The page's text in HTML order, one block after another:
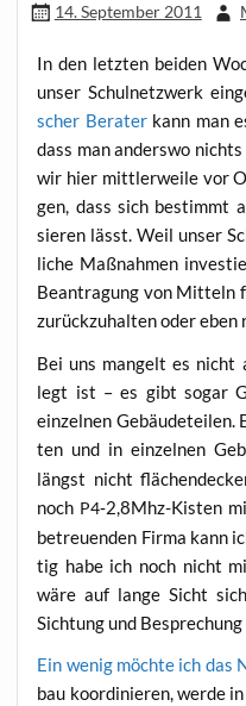
14. September 2011
In den letz­ten bei­den
unser Schul­netz­werk
scher Bera­terkann man
dass man anders­wo
wir hier mitt­ler­wei­le vor
gen, dass sich bestimmt
sie­ren lässt. Weil unser
li­che Maß­nah­men
Bean­tra­gung von Mit­teln
zurück­zu­hal­ten oder eben
Bei uns man­gelt es nicht
legt ist – es gibt sogar
ein­zel­nen
ten und in ein­zel­nen
längst nicht
noch P4‑2,8Mhz-Kisten
betreu­en­den Fir­ma kann
tig habe ich noch nicht
wäre auf lan­ge Sicht
Sich­tung und
Ein wenig möch­te ich das
bau koor­di­nie­ren, wer­de